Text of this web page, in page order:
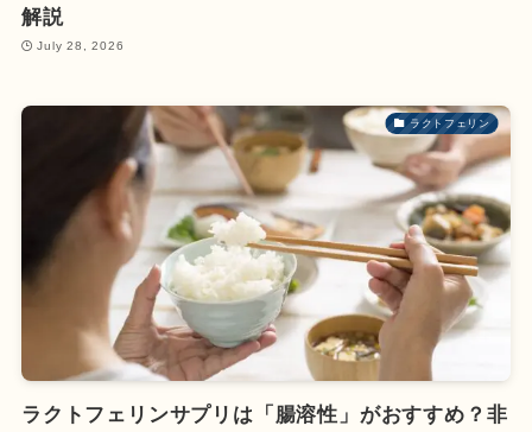
解説
July 28, 2026
ラクトフェリン
ラクトフェリンサプリは「腸溶性」がおすすめ？非